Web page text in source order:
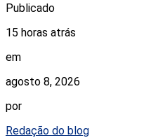
Publicado
15 horas atrás
em
agosto 8, 2026
por
Redação do blog